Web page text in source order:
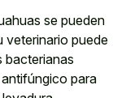
se pueden
veterinario puede
bacterianas
para